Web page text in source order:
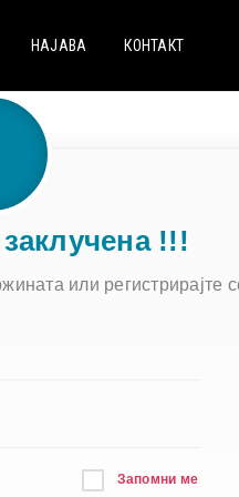
НАЈАВА КОНТАКТ
!!!
или регистрирајте
Запомни ме